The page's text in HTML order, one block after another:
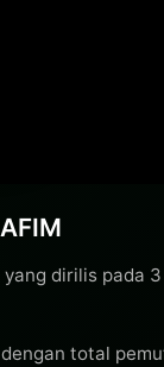
yang dirilis pada
total